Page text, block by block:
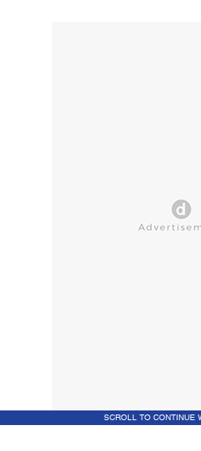
SCROLL TO CONTINUE